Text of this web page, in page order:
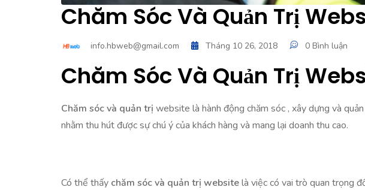
Chăm Sóc Và Quản Trị
info.hbweb@gmail.com Tháng 10 26, 2018 0 Bình luận
Chăm Sóc Và Quản Trị
Chăm sóc và quản trị website là hành động chăm sóc , xây dựng và
nhằm thu hút được sự chú ý của khách hàng và mang lại doanh thu cao.
Có thể thấy chăm sóc và quản trị websitelà việc có vai trò quan trọng